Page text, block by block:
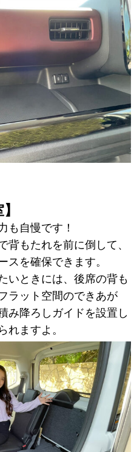
も自慢です！
背もたれを前に倒して、
スを確保できます。
いときには、後席の背も
ラット空間のできあが
み降ろしガイドを設置し
れますよ。